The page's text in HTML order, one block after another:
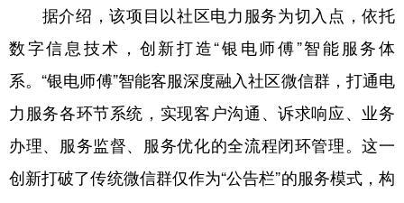
据介绍，该项目以社区电力服务为切入点，依托
数字信息技术，创新打造“银电师傅”智能服务体
系。“银电师傅”智能客服深度融入社区微信群，打通电
力服务各环节系统，实现客户沟通、诉求响应、业务
办理、服务监督、服务优化的全流程闭环管理。这一
创新打破了传统微信群仅作为“公告栏”的服务模式，构